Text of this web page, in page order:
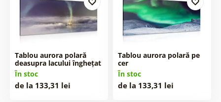
Tablou aurora polară
deasupra lacului înghețat
În stoc
de la 133,31 lei
Tablou aurora polară pe
cer
În stoc
de la 133,31 lei